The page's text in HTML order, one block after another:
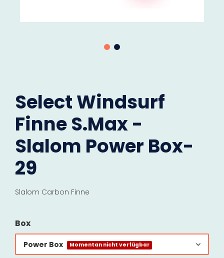
Select Windsurf
Finne S.Max -
Slalom Power Box-
29
Slalom Carbon Finne
Box
Power Box Momentan nicht verfügbar